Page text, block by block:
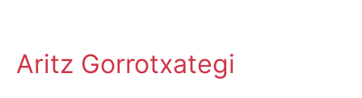
Aritz Gorrotxategi